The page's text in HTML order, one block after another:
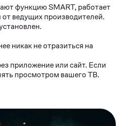
функцию SMART, работает
ведущих производителей.
никак не отразиться на
приложение или сайт. Если
просмотром вашего ТВ.